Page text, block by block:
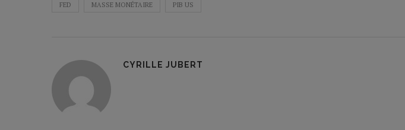
FED MASSE MONÉTAIRE PIB US
CYRILLE JUBERT